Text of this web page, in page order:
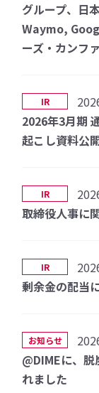
グループ、日
Waymo,
ーズ・カンフ
IR
2026年3月期
起こし資料公
IR
取締役人事に
IR
剰余金の配当
お知らせ
@DIMEに、
れました